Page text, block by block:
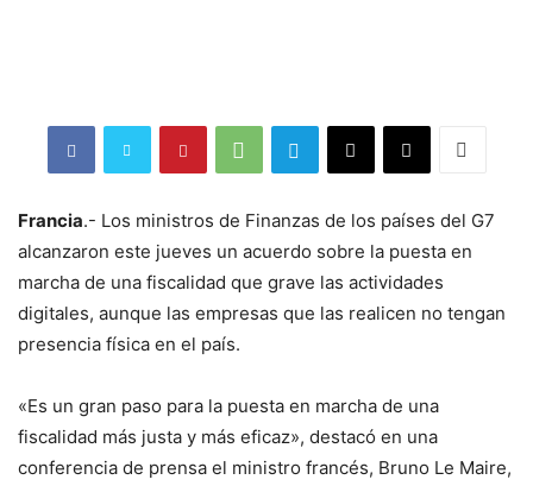
Francia.- Los ministros de Finanzas de los países del G7
alcanzaron este jueves un acuerdo sobre la puesta en
marcha de una fiscalidad que grave las actividades
digitales, aunque las empresas que las realicen no tengan
presencia física en el país.
«Es un gran paso para la puesta en marcha de una
fiscalidad más justa y más eficaz», destacó en una
conferencia de prensa el ministro francés, Bruno Le Maire,